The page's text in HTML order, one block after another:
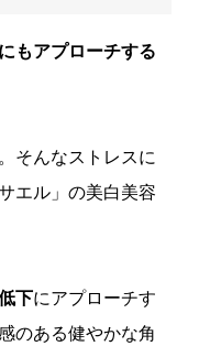
もアプローチする
そんなストレスに
エル」の美白美容
下にアプローチす
のある健やかな角